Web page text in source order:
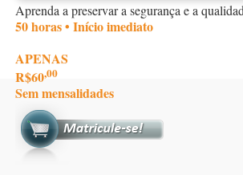
Aprenda a preservar a segurança e a
50 horas • Início imediato
APENAS
R$60,00
Sem mensalidades